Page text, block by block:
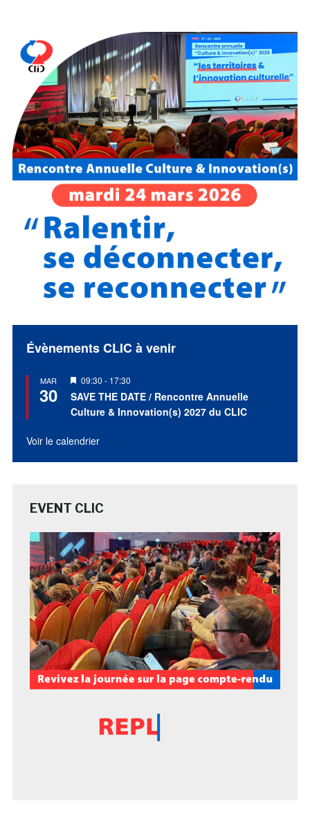
Évènements CLIC à venir
MAR
30
Mis
en
avant
09:30 - 17:30
SAVE THE DATE / Rencontre Annuelle
Culture & Innovation(s) 2027 du CLIC
Voir le calendrier
EVENT CLIC